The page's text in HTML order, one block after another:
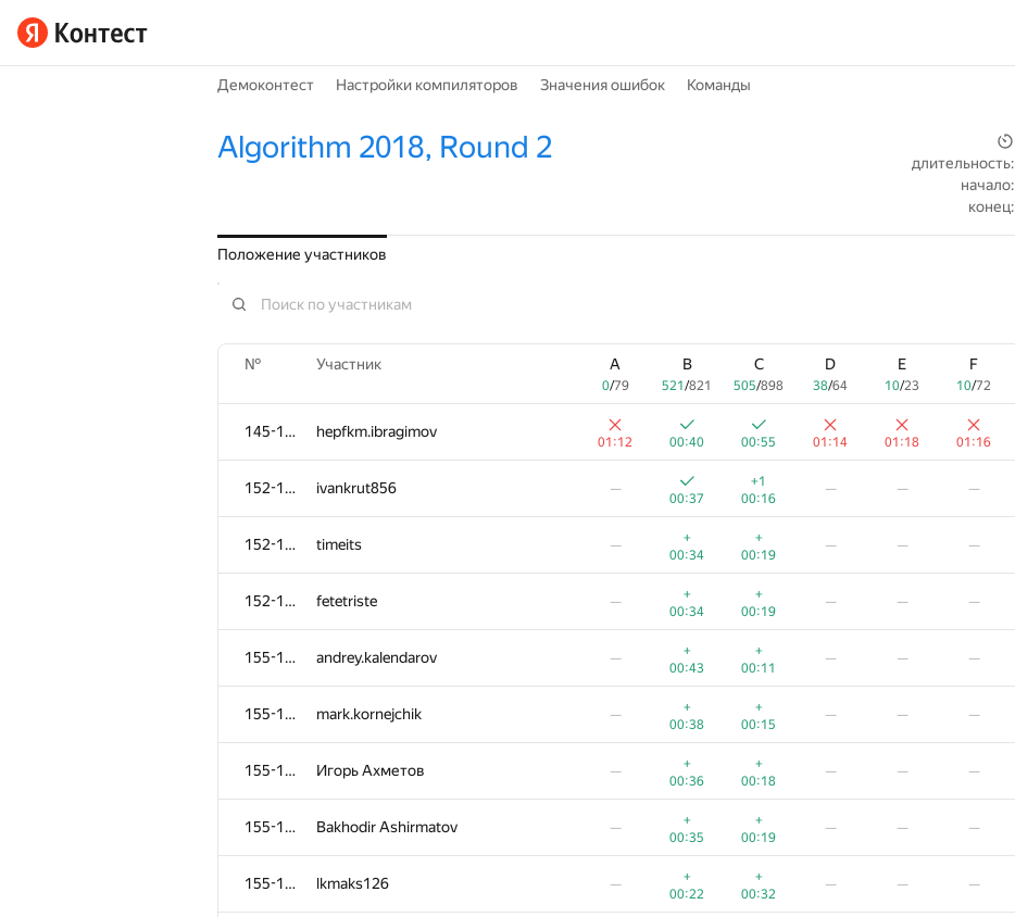
Демоконтест Настройки компиляторов Значения ошибок Команды
Algorithm 2018, Round 2
длительность:
начало:
конец:
Положение участников
№ Участник A
0/79
B
521/821
C
505/898
D
38/64
E
10/23
F
10/72
145-151 hepfkm.ibragimov
01:12 00:40 00:55 01:14 01:18 01:16
152-154 ivankrut856 —
00:37
+1
00:16
— — —
152-154 timeits —
+
00:34
+
00:19
— — —
152-154 fetetriste —
+
00:34
+
00:19
— — —
155-159 andrey.kalendarov —
+
00:43
+
00:11
— — —
155-159 mark.kornejchik —
+
00:38
+
00:15
— — —
155-159 Игорь Ахметов —
+
00:36
+
00:18
— — —
155-159 Bakhodir Ashirmatov —
+
00:35
+
00:19
— — —
155-159 lkmaks126 —
+
00:22
+
00:32
— — —